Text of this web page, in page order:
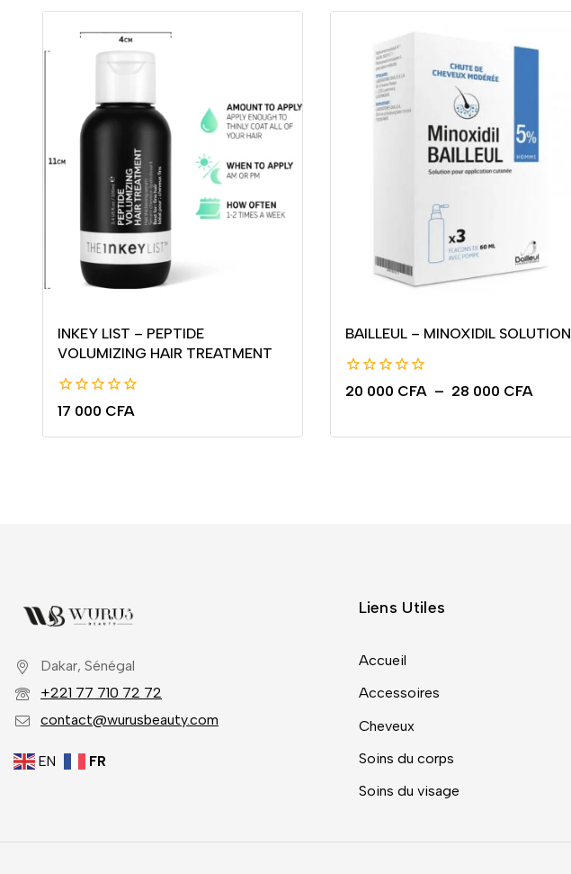
INKEY LIST – PEPTIDE
VOLUMIZING HAIR TREATMENT
0
5
17 000 CFA
BAILLEUL – MINOXIDIL SOLUTION
0
20 000 CFA – 28 000 CFA
Dakar, Sénégal
+221 77 710 72 72
contact@wurusbeauty.com
EN FR
Liens Utiles
Accueil
Accessoires
Cheveux
Soins du corps
Soins du visage